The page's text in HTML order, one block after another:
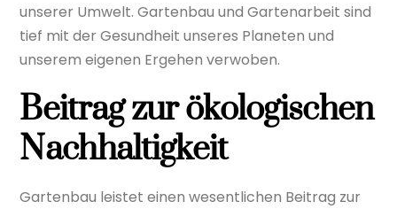
unserer Umwelt. Gartenbau und Gartenarbeit sind
tief mit der Gesundheit unseres Planeten und
unserem eigenen Ergehen verwoben.
Beitrag zur ökologischen
Nachhaltigkeit
Gartenbau leistet einen wesentlichen Beitrag zur